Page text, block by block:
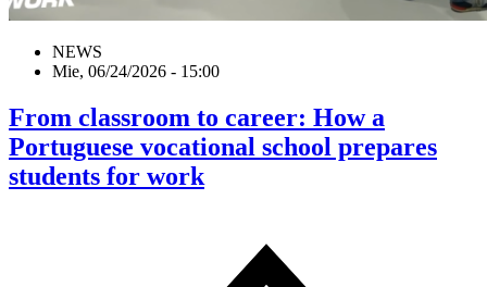
NEWS
Mie, 06/24/2026 - 15:00
From classroom to career: How a
Portuguese vocational school prepares
students for work